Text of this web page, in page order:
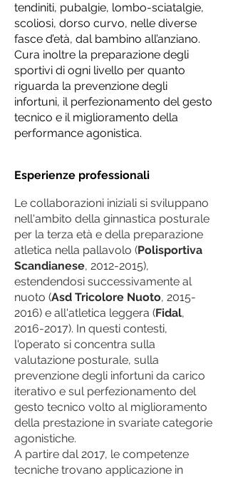
tendiniti, pubalgie, lombo-sciatalgie,
scoliosi, dorso curvo, nelle diverse
fasce d’età, dal bambino all’anziano.
Cura inoltre la preparazione degli
sportivi di ogni livello per quanto
riguarda la prevenzione degli
infortuni, il perfezionamento del gesto
tecnico e il miglioramento della
performance agonistica.
Esperienze professionali
Le collaborazioni iniziali si sviluppano
nell'ambito della ginnastica posturale
per la terza età e della preparazione
atletica nella pallavolo (Polisportiva
Scandianese, 2012-2015),
estendendosi successivamente al
nuoto (Asd Tricolore Nuoto, 2015-
2016) e all'atletica leggera (Fidal,
2016-2017). In questi contesti,
l'operato si concentra sulla
valutazione posturale, sulla
prevenzione degli infortuni da carico
iterativo e sul perfezionamento del
gesto tecnico volto al miglioramento
della prestazione in svariate categorie
agonistiche.
A partire dal 2017, le competenze
tecniche trovano applicazione in